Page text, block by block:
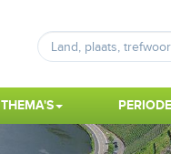
THEMA'S